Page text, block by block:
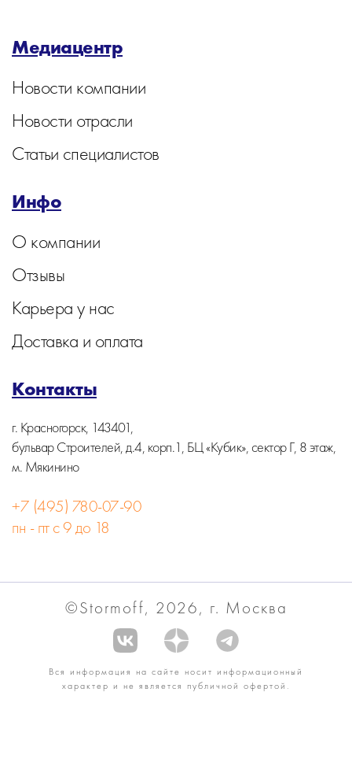
Медиацентр
Новости компании
Новости отрасли
Статьи специалистов
Инфо
О компании
Отзывы
Карьера у нас
Доставка и оплата
Контакты
г. Красногорск, 143401,
бульвар Строителей, д.4, корп.1, БЦ «Кубик», сектор Г, 8 этаж,
м. Мякинино
+7 (495) 780-07-90
пн - пт с 9 до 18
©Stormoff, 2026, г. Москва
Вся информация на сайте носит информационный
характер и не является публичной офертой.